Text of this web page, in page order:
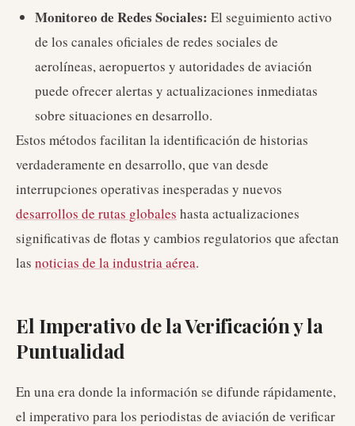
Monitoreo de Redes Sociales: El seguimiento activo
de los canales oficiales de redes sociales de
aerolíneas, aeropuertos y autoridades de aviación
puede ofrecer alertas y actualizaciones inmediatas
sobre situaciones en desarrollo.
Estos métodos facilitan la identificación de historias
verdaderamente en desarrollo, que van desde
interrupciones operativas inesperadas y nuevos
desarrollos de rutas globales hasta actualizaciones
significativas de flotas y cambios regulatorios que afectan
las noticias de la industria aérea.
El Imperativo de la Verificación y la
Puntualidad
En una era donde la información se difunde rápidamente,
el imperativo para los periodistas de aviación de verificar